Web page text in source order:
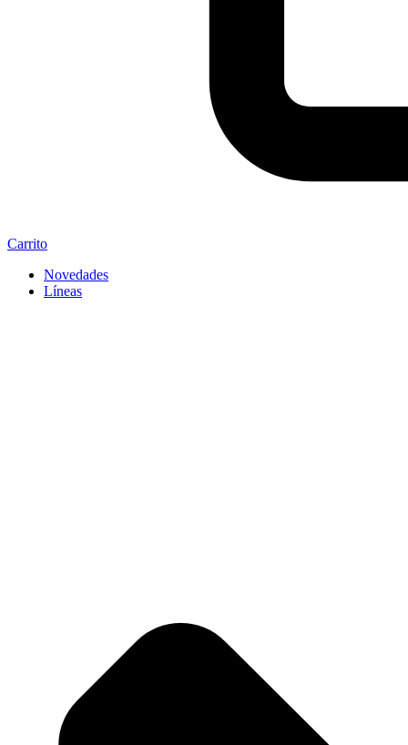
Carrito
Novedades
Líneas